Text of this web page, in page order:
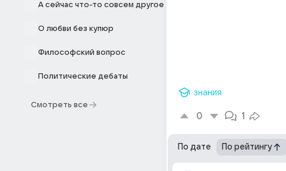
А сейчас что-то совсем другое
О любви без купюр
Философский вопрос
Политические дебаты
Смотреть все
знания
0 1
По дате По рейтингу